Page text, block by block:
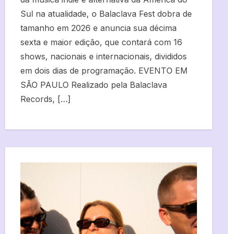
Sul na atualidade, o Balaclava Fest dobra de
tamanho em 2026 e anuncia sua décima
sexta e maior edição, que contará com 16
shows, nacionais e internacionais, divididos
em dois dias de programação. EVENTO EM
SÃO PAULO Realizado pela Balaclava
Records, […]